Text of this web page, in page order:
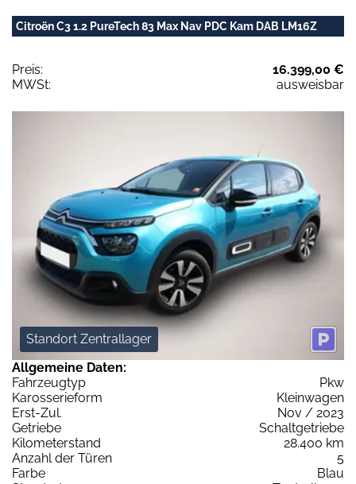
Citroën C3 1.2 PureTech 83 Max Nav PDC Kam DAB LM16Z
Preis:
16.399,00 €
MWSt:
ausweisbar
Standort Zentrallager
Allgemeine Daten:
Fahrzeugtyp
Pkw
Karosserieform
Kleinwagen
Erst-Zul.
Nov / 2023
Getriebe
Schaltgetriebe
Kilometerstand
28.400 km
Anzahl der Türen
5
Farbe
Blau